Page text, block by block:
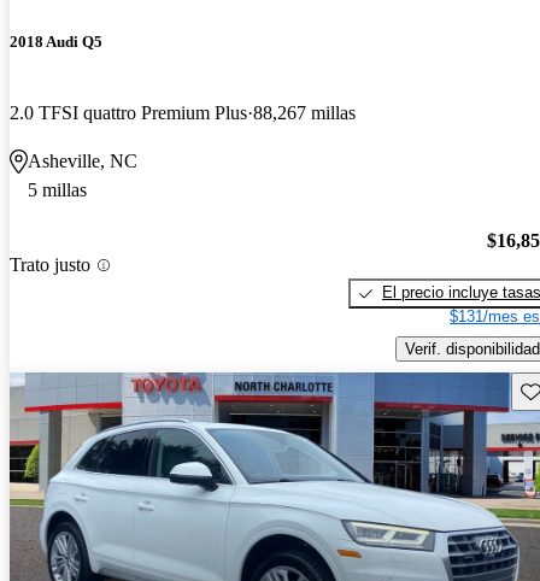
2018 Audi Q5
2.0 TFSI quattro Premium Plus 88,267 millas
Asheville, NC
5 millas
Trato justo
El precio incluye tasas
$131/mes
Verif. disponibilidad